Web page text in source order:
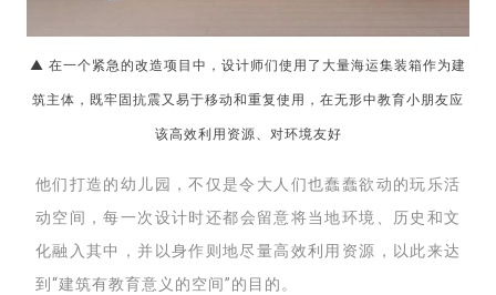
▲ 在一个紧急的改造项目中，设计师们使用了大量海运集装箱作为建
筑主体，既牢固抗震又易于移动和重复使用，在无形中教育小朋友应
该高效利用资源、对环境友好
他们打造的幼儿园，不仅是令大人们也蠢蠢欲动的玩乐活
动空间，每一次设计时还都会留意将当地环境、历史和文
化融入其中，并以身作则地尽量高效利用资源，以此来达
到“建筑有教育意义的空间”的目的 。